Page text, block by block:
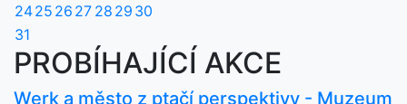
2425 26 27 28 29 30
31
PROBÍHAJÍCÍ AKCE
Werk a město z ptačí perspektivy - Muzeum